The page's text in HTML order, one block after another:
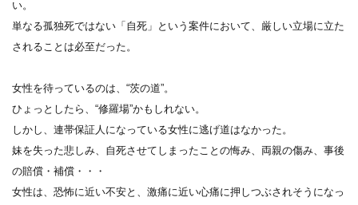
い。
単なる孤独死ではない「自死」という案件において、厳しい立場に立た
されることは必至だった。
女性を待っているのは、“茨の道”。
ひょっとしたら、“修羅場”かもしれない。
しかし、連帯保証人になっている女性に逃げ道はなかった。
妹を失った悲しみ、自死させてしまったことの悔み、両親の傷み、事後
の賠償・補償・・・
女性は、恐怖に近い不安と、激痛に近い心痛に押しつぶされそうになっ